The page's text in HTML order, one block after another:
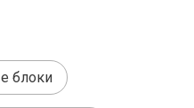
блоки